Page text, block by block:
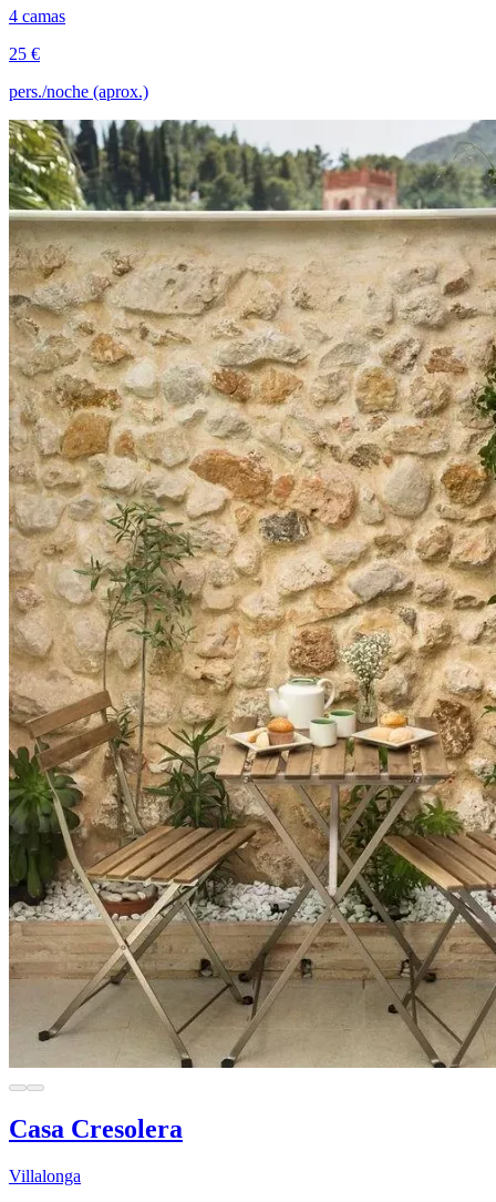
4 camas
25 €
pers./noche (aprox.)
Casa Cresolera
Villalonga